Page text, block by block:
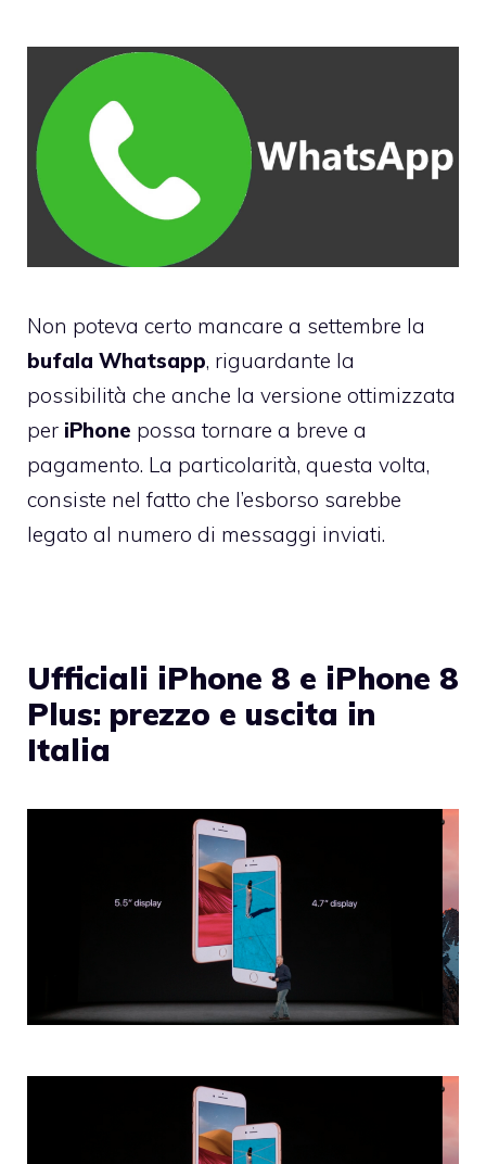
Non poteva certo mancare a settembre la
bufala Whatsapp, riguardante la
possibilità che anche la versione ottimizzata
per iPhone possa tornare a breve a
pagamento. La particolarità, questa volta,
consiste nel fatto che l’esborso sarebbe
legato al numero di messaggi inviati.
Ufficiali iPhone 8 e iPhone 8
Plus: prezzo e uscita in
Italia